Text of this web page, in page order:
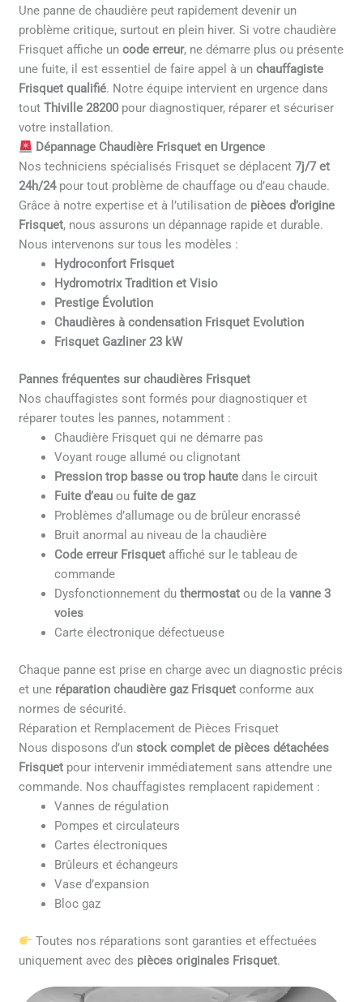
Une panne de chaudière peut rapidement devenir un
problème critique, surtout en plein hiver. Si votre chaudière
Frisquet affiche uncode erreur, ne démarre plus ou présente
une fuite, il est essentiel de faire appel à unchauffagiste
Frisquet qualifié. Notre équipe intervient en urgence dans
toutThiville 28200 pour diagnostiquer, réparer et sécuriser
votre installation.
Dépannage Chaudière Frisquet en Urgence
Nos techniciens spécialisés Frisquet se déplacent7j/7 et
24h/24pour tout problème de chauffage ou d’eau chaude.
Grâce à notre expertise et à l’utilisation de pièces d’origine
Frisquet, nous assurons un dépannage rapide et durable.
Nous intervenons sur tous les modèles :
Hydroconfort Frisquet
Hydromotrix Tradition et Visio
Prestige Évolution
Chaudières à condensation Frisquet Evolution
Frisquet Gazliner 23 kW
Pannes fréquentes sur chaudières Frisquet
Nos chauffagistes sont formés pour diagnostiquer et
réparer toutes les pannes, notamment :
Chaudière Frisquet qui ne démarre pas
Voyant rouge allumé ou clignotant
Pression trop basse ou trop haute dans le circuit
Fuite d’eau oufuite de gaz
Problèmes d’allumage ou de brûleur encrassé
Bruit anormal au niveau de la chaudière
Code erreur Frisquet affiché sur le tableau de
commande
Dysfonctionnement duthermostat ou de lavanne 3
voies
Carte électronique défectueuse
Chaque panne est prise en charge avec un diagnostic précis
et une réparation chaudière gaz Frisquet conforme aux
normes de sécurité.
Réparation et Remplacement de Pièces Frisquet
Nous disposons d’unstock complet de pièces détachées
Frisquet pour intervenir immédiatement sans attendre une
commande. Nos chauffagistes remplacent rapidement :
Vannes de régulation
Pompes et circulateurs
Cartes électroniques
Brûleurs et échangeurs
Vase d’expansion
Bloc gaz
Toutes nos réparations sont garanties et effectuées
uniquement avec des pièces originales Frisquet.